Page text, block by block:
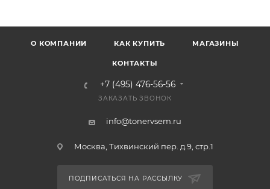
О КОМПАНИИ КАК КУПИТЬ МАГАЗИНЫ
КОНТАКТЫ
+7 (495) 476-56-56
ЗАКАЗАТЬ ЗВОНОК
info@tonervsem.ru
Москва, Тихвинский пер. д.9, стр.1
ПОДПИСАТЬСЯ НА РАССЫЛКУ